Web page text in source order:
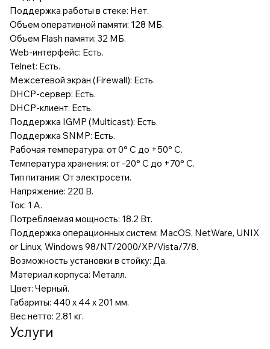
Поддержка работы в стеке: Нет.
Объем оперативной памяти: 128 МБ.
Объем Flash памяти: 32 МБ.
Web-интерфейс: Есть.
Telnet: Есть.
Межсетевой экран (Firewall): Есть.
DHCP-сервер: Есть.
DHCP-клиент: Есть.
Поддержка IGMP (Multicast): Есть.
Поддержка SNMP: Есть.
Рабочая температура: от 0° C до +50° C.
Температура хранения: от -20° C до +70° C.
Тип питания: От электросети.
Напряжение: 220 В.
Ток: 1 А.
Потребляемая мощность: 18.2 Вт.
Поддержка операционных систем: MacOS, NetWare, UNIX
or Linux, Windows 98/NT/2000/XP/Vista/7/8.
Возможность установки в стойку: Да.
Материал корпуса: Металл.
Цвет: Черный.
Габариты: 440 x 44 x 201 мм.
Вес нетто: 2.81 кг.
Услуги